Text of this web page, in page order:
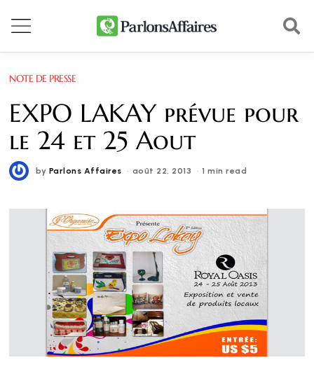
NOTE DE PRESSE
EXPO LAKAY prévue pour
le 24 et 25 Aout
by Parlons Affaires août 22, 2013 1 min read